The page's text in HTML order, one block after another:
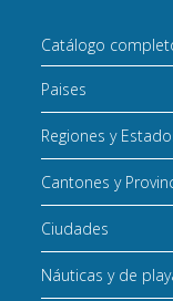
Catálogo
Paises
Regiones y
Cantones y
Ciudades
Náuticas y de